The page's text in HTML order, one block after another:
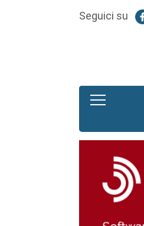
Seguici su